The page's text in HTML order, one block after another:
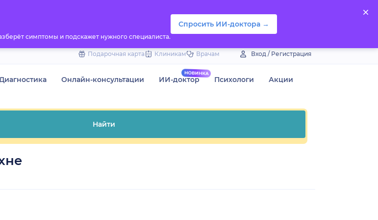
симптомы и подскажет нужного специалиста.
Спросить ИИ-доктора →
Подарочная карта Клиникам Врачам Вход / Регистрация
Онлайн-консультации ИИ-доктор Психологи Акции
Найти